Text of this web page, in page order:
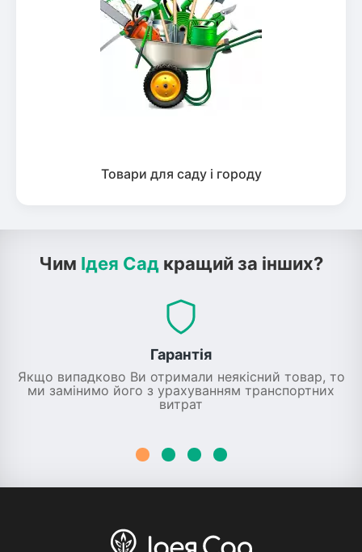
Товари для саду і городу
Чим Ідея Сад кращий за інших?
Гарантія
Якщо випадково Ви отримали неякісний товар, то
ми замінимо його з урахуванням транспортних
витрат